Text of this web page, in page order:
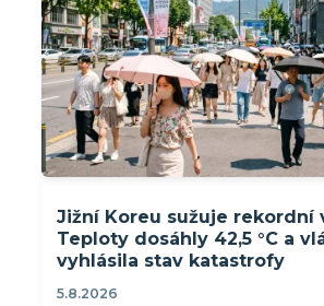
Jižní Koreu sužuje rekordní
Teploty dosáhly 42,5 °C a
vyhlásila stav katastrofy
5.8.2026